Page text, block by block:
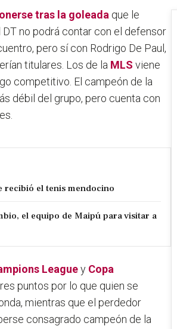
tras la goleada que le
DT no podrá contar con el defensor
pero sí con Rodrigo De Paul,
titulares. Los de la MLS viene
competitivo. El campeón de la
débil del grupo, pero cuenta con
recibió el tenis mendocino
el equipo de Maipú para visitar a
Leaguey Copa
puntos por lo que quien se
mientras que el perdedor
consagrado campeón de la